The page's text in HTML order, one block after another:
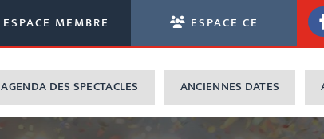
ESPACE MEMBRE ESPACE CE
AGENDA DES SPECTACLES ANCIENNES DATES